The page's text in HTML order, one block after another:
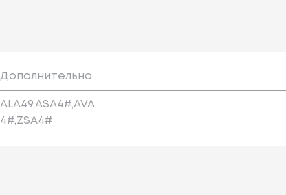
Дополнительно
ALA49,ASA4#,AVA
4#,ZSA4#